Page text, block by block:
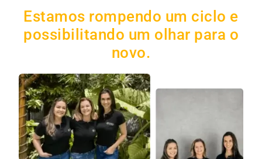
Estamos rompendo um ciclo e
possibilitando um olhar para o
novo.